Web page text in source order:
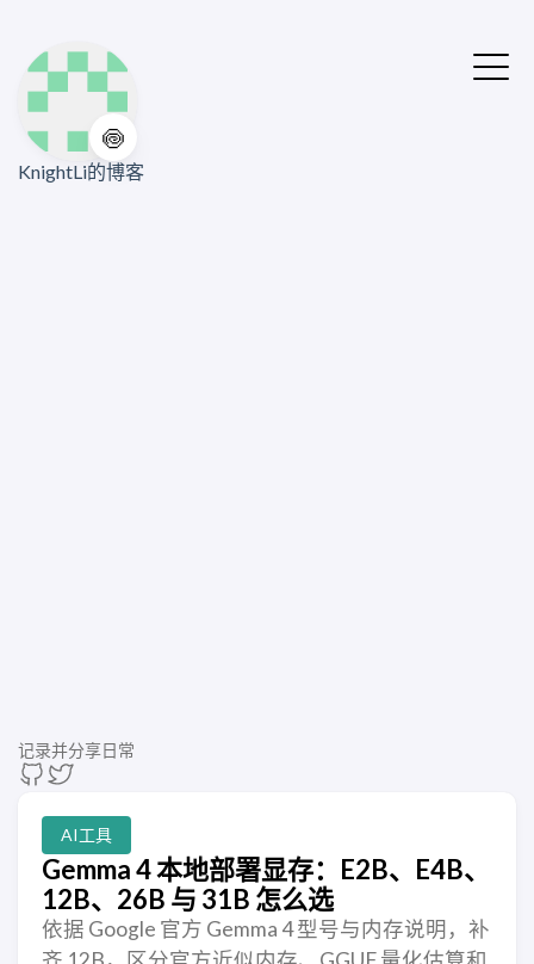
🍥
KnightLi的博客
记录并分享日常
AI工具
Gemma 4 本地部署显存：E2B、E4B、
12B、26B 与 31B 怎么选
依据 Google 官方 Gemma 4 型号与内存说明，补